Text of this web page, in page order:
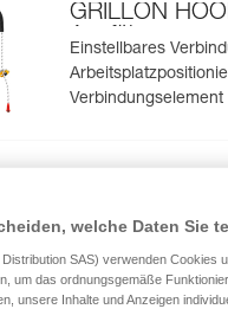
GRILLON
Ausführung
Einstellbares
Verbindungselement
Verbindungselement
welche Daten Sie
SAS) verwenden Cookies
um das ordnungsgemäße
unsere Inhalte und Anzeigen